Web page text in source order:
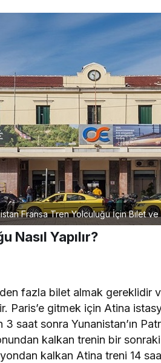
Fransa Tren Yolculuğu İçin Bilet
Nasıl Yapılır?
fazla bilet almak gereklidir
Paris’e gitmek için Atina
saat sonra Yunanistan’ın
kalkan trenin bir sonraki
kalkan Atina treni 14